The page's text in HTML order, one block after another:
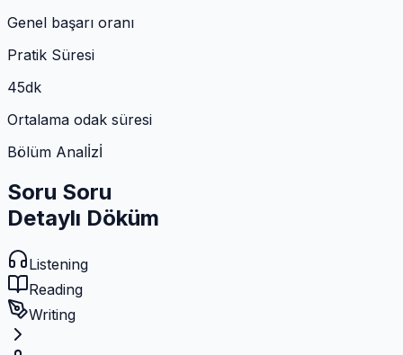
Genel başarı oranı
Pratik Süresi
45dk
Ortalama odak süresi
Bölüm Analİzİ
Soru Soru
Detaylı Döküm
Listening
Reading
Writing